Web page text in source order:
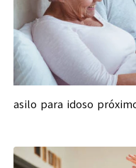
asilo para idoso